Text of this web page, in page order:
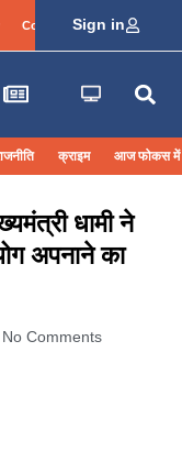
Contact Info Login
Sign in
क्राइम आज फोकस में
धामी ने
अपनाने का
No Comments